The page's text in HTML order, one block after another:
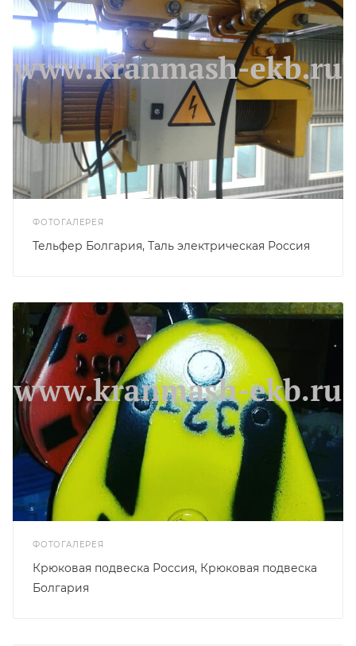
ФОТОГАЛЕРЕЯ
Тельфер Болгария, Таль электрическая Россия
ФОТОГАЛЕРЕЯ
Крюковая подвеска Россия, Крюковая подвеска
Болгария